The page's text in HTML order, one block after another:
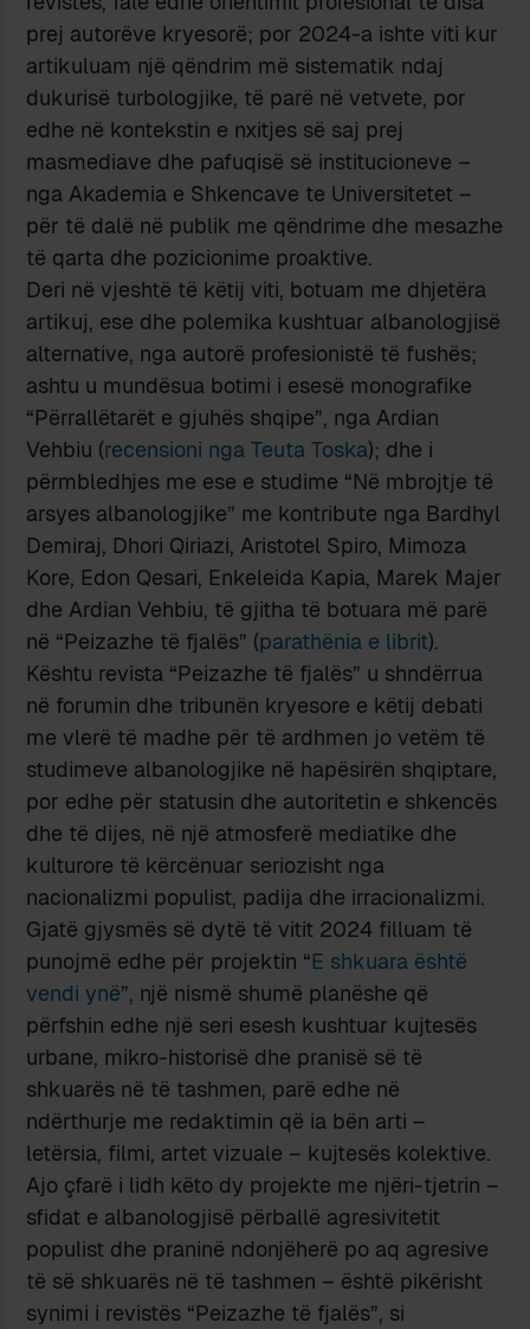
prej autorëve kryesorë; por 2024-a ishte viti kur
artikuluam një qëndrim më sistematik ndaj
dukurisë turbologjike, të parë në vetvete, por
edhe në kontekstin e nxitjes së saj prej
masmediave dhe pafuqisë së institucioneve –
nga Akademia e Shkencave te Universitetet –
për të dalë në publik me qëndrime dhe mesazhe
të qarta dhe pozicionime proaktive.
Deri në vjeshtë të këtij viti, botuam me dhjetëra
artikuj, ese dhe polemika kushtuar albanologjisë
alternative, nga autorë profesionistë të fushës;
ashtu u mundësua botimi i esesë monografike
“Përrallëtarët e gjuhës shqipe”, nga Ardian
Vehbiu (recensioni nga Teuta Toska); dhe i
përmbledhjes me ese e studime “Në mbrojtje të
arsyes albanologjike” me kontribute nga Bardhyl
Demiraj, Dhori Qiriazi, Aristotel Spiro, Mimoza
Kore, Edon Qesari, Enkeleida Kapia, Marek Majer
dhe Ardian Vehbiu, të gjitha të botuara më parë
në “Peizazhe të fjalës” (parathënia e librit).
Kështu revista “Peizazhe të fjalës” u shndërrua
në forumin dhe tribunën kryesore e këtij debati
me vlerë të madhe për të ardhmen jo vetëm të
studimeve albanologjike në hapësirën shqiptare,
por edhe për statusin dhe autoritetin e shkencës
dhe të dijes, në një atmosferë mediatike dhe
kulturore të kërcënuar seriozisht nga
nacionalizmi populist, padija dhe irracionalizmi.
Gjatë gjysmës së dytë të vitit 2024 filluam të
punojmë edhe për projektin “E shkuara është
vendi ynë”, një nismë shumë planëshe që
përfshin edhe një seri esesh kushtuar kujtesës
urbane, mikro-historisë dhe pranisë së të
shkuarës në të tashmen, parë edhe në
ndërthurje me redaktimin që ia bën arti –
letërsia, filmi, artet vizuale – kujtesës kolektive.
Ajo çfarë i lidh këto dy projekte me njëri-tjetrin –
sfidat e albanologjisë përballë agresivitetit
populist dhe praninë ndonjëherë po aq agresive
të së shkuarës në të tashmen – është pikërisht
synimi i revistës “Peizazhe të fjalës”, si